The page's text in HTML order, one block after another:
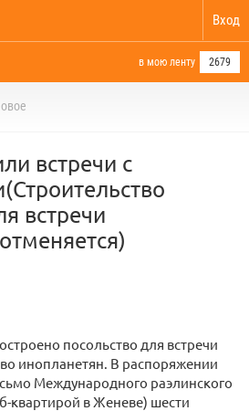
Вход
в мою ленту 2679
встречи с
встречи
посольство для встречи
ино­планетян. В распоряжении
Международного раэлинского
квартирой в Женеве) шести